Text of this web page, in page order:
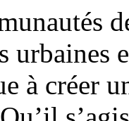
urbaines
à créer